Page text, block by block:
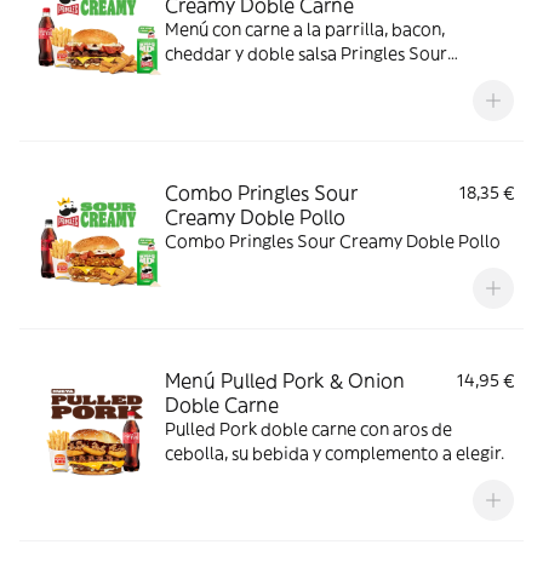
Creamy Doble Carne
Menú con carne a la parrilla, bacon,
cheddar y doble salsa Pringles Sour
Combo Pringles Sour
Creamy Doble Pollo
18,35 €
Combo Pringles Sour Creamy Doble Pollo
Menú Pulled Pork & Onion
Doble Carne
14,95 €
Pulled Pork doble carne con aros de
cebolla, su bebida y complemento a elegir.